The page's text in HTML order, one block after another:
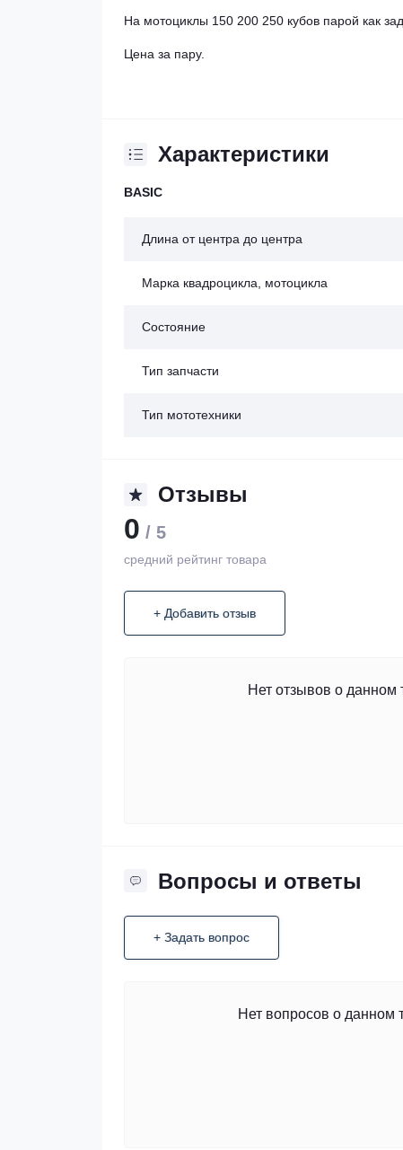
На мотоциклы 150 200 250 кубов парой как
Цена за пару.
Характеристики
BASIC
Длина от центра до центра
Марка квадроцикла, мотоцикла
Состояние
Тип запчасти
Тип мототехники
Отзывы
0 / 5
средний рейтинг товара
+ Добавить отзыв
Нет отзывов о данном
Вопросы и ответы
+ Задать вопрос
Нет вопросов о данном